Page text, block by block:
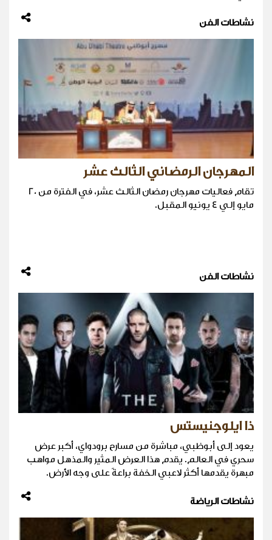
نشاطات الفن
المهرجان الرمضاني الثالث عشر
تقام فعاليات مهرجان رمضان الثالث عشر، في الفترة من 20
مايو إلي 4 يونيو المقبل.
نشاطات الفن
ذا ايلوجنيستس
يعود إلى أبوظبي، مباشرة من مسارح برودواي، أكبر عرض
سحري في العالم. يقدم هذا العرض المثير والمذهل مواهب
مبهرة يقدمها أكثر لاعبي الخفة براعةً على وجه الأرض.
نشاطات الرياضة